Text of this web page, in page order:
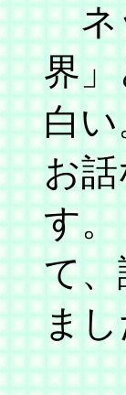
ネ
界
白
お
す
て
ま